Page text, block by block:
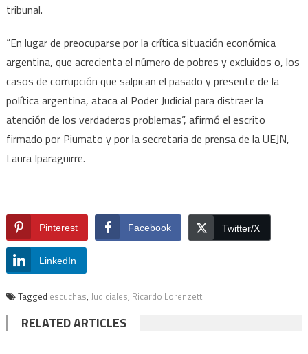
tribunal.
“En lugar de preocuparse por la crítica situación económica
argentina, que acrecienta el número de pobres y excluidos o, los
casos de corrupción que salpican el pasado y presente de la
política argentina, ataca al Poder Judicial para distraer la
atención de los verdaderos problemas”, afirmó el escrito
firmado por Piumato y por la secretaria de prensa de la UEJN,
Laura Iparaguirre.
Pinterest Facebook Twitter/X
LinkedIn
Tagged escuchas, Judiciales, Ricardo Lorenzetti
RELATED ARTICLES